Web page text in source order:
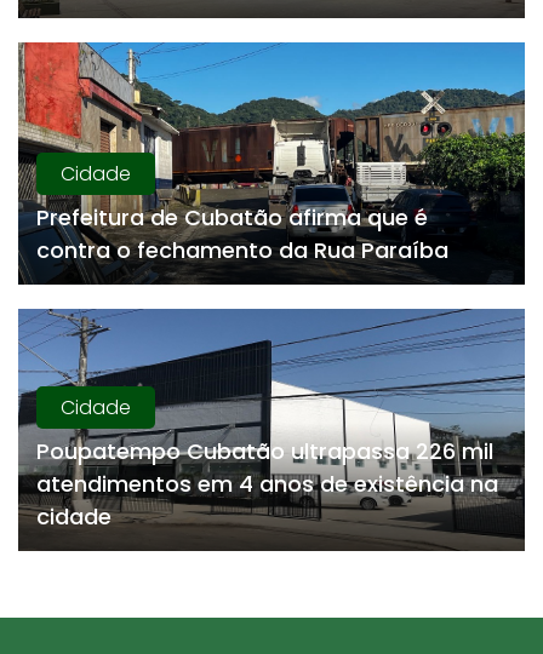
Cidade
Prefeitura de Cubatão afirma que é
contra o fechamento da Rua Paraíba
Cidade
Poupatempo Cubatão ultrapassa 226 mil
atendimentos em 4 anos de existência na
cidade